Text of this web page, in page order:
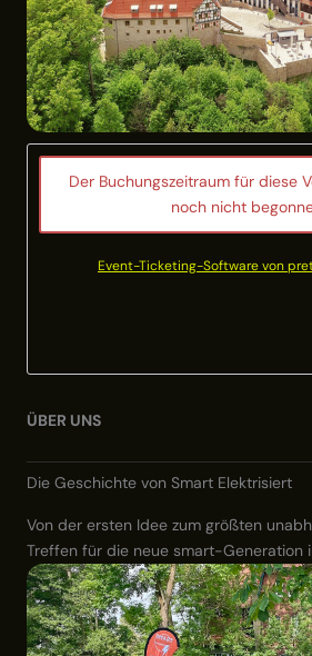
Der Buchungszeitraum für diese
noch nicht
Event-Ticketing-Software von
ÜBER UNS
Die Geschichte von Smart Elektrisiert
Von der ersten Idee zum größten
Treffen für die neue smart-Generation